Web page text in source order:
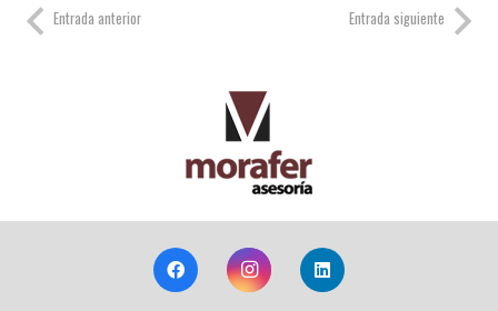
Entrada anterior Entrada siguiente